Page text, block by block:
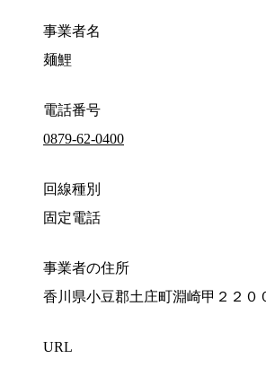
事業者名
麺鯉
電話番号
0879-62-0400
回線種別
固定電話
事業者の住所
香川県小豆郡土庄町淵崎甲２２０
URL